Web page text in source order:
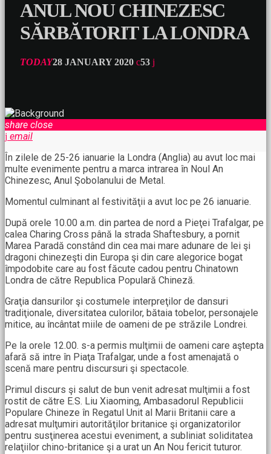
ANUL NOU CHINEZESC
SĂRBĂTORIT LA LONDRA
TODAY28 JANUARY 2020 53
share close
email
În zilele de 25-26 ianuarie la Londra (Anglia) au avut loc mai
multe evenimente pentru a marca intrarea în Noul An
Chinezesc, Anul Şobolanului de Metal.
Momentul culminant al festivităţii a avut loc pe 26 ianuarie.
După orele 10.00 a.m. din partea de nord a Pieţei Trafalgar, pe
calea Charing Cross până la strada Shaftesbury, a pornit
Marea Paradă constând din cea mai mare adunare de lei şi
dragoni chinezeşti din Europa şi din care alegorice bogat
împodobite care au fost făcute cadou pentru Chinatown
Londra de către Republica Populară Chineză.
Graţia dansurilor şi costumele interpreţilor de dansuri
tradiţionale, diversitatea culorilor, bătaia tobelor, personajele
mitice, au încântat miile de oameni de pe străzile Londrei.
Pe la orele 12.00. s-a permis mulţimii de oameni care aştepta
afară să intre în Piaţa Trafalgar, unde a fost amenajată o
scenă mare pentru discursuri şi spectacole.
Primul discurs şi salut de bun venit adresat mulţimii a fost
rostit de către E.S. Liu Xiaoming, Ambasadorul Republicii
Populare Chineze în Regatul Unit al Marii Britanii care a
adresat mulţumiri autorităţilor britanice şi organizatorilor
pentru susţinerea acestui eveniment, a subliniat soliditatea
relaţiilor chino-britanice şi a urat un An Nou fericit tuturor.